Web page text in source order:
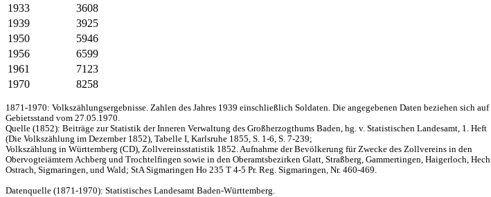
1933
3608
1939
3925
1950
5946
1956
6599
1961
7123
1970
8258
1871-1970: Volkszählungsergebnisse. Zahlen des Jahres 1939 einschließlich Soldaten. Die angegebenen Daten beziehen sich auf
Gebietsstand vom 27.05.1970.
Quelle (1852): Beiträge zur Statistik der Inneren Verwaltung des Großherzogthums Baden, hg. v. Statistischen Landesamt, 1. Heft
(Die Volkszählung im Dezember 1852), Tabelle I, Karlsruhe 1855, S. 1-6, S. 7-239;
Volkszählung in Württemberg (CD), Zollvereinsstatistik 1852. Aufnahme der Bevölkerung für Zwecke des Zollvereins in den
Obervogteiämtern Achberg und Trochtelfingen sowie in den Oberamtsbezirken Glatt, Straßberg, Gammertingen, Haigerloch,
Ostrach, Sigmaringen, und Wald; StA Sigmaringen Ho 235 T 4-5 Pr. Reg. Sigmaringen, Nr. 460-469.
Datenquelle (1871-1970): Statistisches Landesamt Baden-Württemberg.